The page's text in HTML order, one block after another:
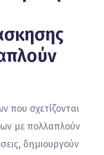
σχετίζονται
με πολλαπλούν
δημιουργούν